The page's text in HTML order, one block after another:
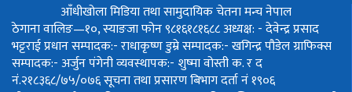
आँधीखोला मिडिया तथा सामुदायिक चेतना मन्च नेपाल
ठेगाना वालिङ—१०, स्याङजा फोन ९८१६१८१६८८अध्यक्ष: - देवेन्द्र प्रसाद
भट्टराईप्रधान सम्पादक:- राधाकृष्ण डुम्रेसम्पादक:- खगिन्द्र पौडेलग्राफिक्स
सम्पादक:- अर्जुन पंगेनीव्यवस्थापक:- शुष्मा वोस्तीक. र द
नं.२१८३६८/७५/०७६सूचना तथा प्रसारण बिभाग दर्ता नं १९०६